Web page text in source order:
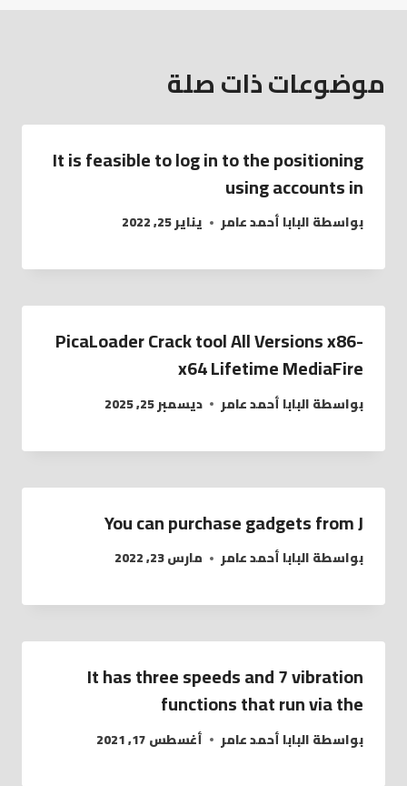
موضوعات ذات صلة
It is feasible to log in to the positioning
using accounts in
بواسطةالبابا أحمد عامر يناير 25, 2022
PicaLoader Crack tool All Versions x86-
x64 Lifetime MediaFire
بواسطةالبابا أحمد عامر ديسمبر 25, 2025
You can purchase gadgets from J
بواسطةالبابا أحمد عامر مارس 23, 2022
It has three speeds and 7 vibration
functions that run via the
بواسطةالبابا أحمد عامر أغسطس 17, 2021